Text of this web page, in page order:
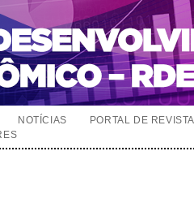
NOTÍCIAS
PORTAL DE